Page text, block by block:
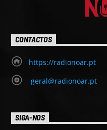
CONTACTOS
https://radionoar.pt
geral@radionoar.pt
SIGA-NOS